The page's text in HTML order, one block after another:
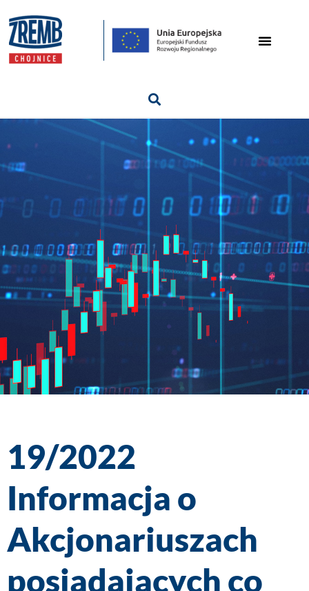
19/2022
Informacja o
Akcjonariuszach
posiadających co